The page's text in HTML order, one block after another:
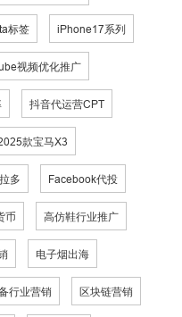
标签 iPhone17系列
视频优化推广
抖音代运营CPT
款宝马X3
多 Facebook代投
币 高仿鞋行业推广
电子烟出海
行业营销 区块链营销